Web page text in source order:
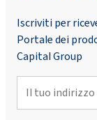
Iscriviti per
Portale dei
Capital Group